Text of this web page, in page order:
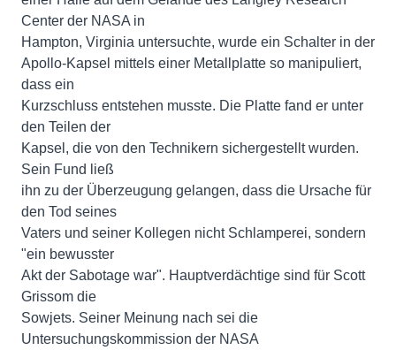
Center der NASA in
Hampton, Virginia untersuchte, wurde ein Schalter in der
Apollo-Kapsel mittels einer Metallplatte so manipuliert,
dass ein
Kurzschluss entstehen musste. Die Platte fand er unter
den Teilen der
Kapsel, die von den Technikern sichergestellt wurden.
Sein Fund ließ
ihn zu der Überzeugung gelangen, dass die Ursache für
den Tod seines
Vaters und seiner Kollegen nicht Schlamperei, sondern
"ein bewusster
Akt der Sabotage war". Hauptverdächtige sind für Scott
Grissom die
Sowjets. Seiner Meinung nach sei die
Untersuchungskommission der NASA